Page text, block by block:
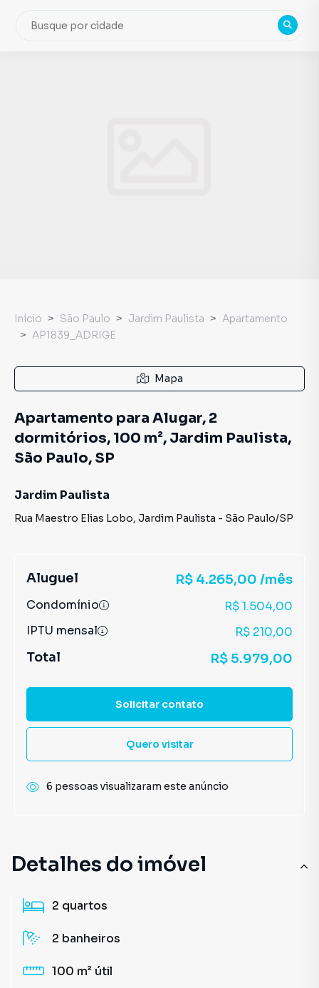
Detalhes do imóvel
2 quartos
2 banheiros
100 m² útil
Início São Paulo Jardim Paulista
Apartamento
AP1839_ADRIGE
Mapa
Apartamento para Alugar, 2
dormitórios, 100 m², Jardim Paulista,
São Paulo, SP
Jardim Paulista
Rua Maestro Elias Lobo, Jardim Paulista - São Paulo/SP
Aluguel R$ 4.265,00 /mês
Condomínio
R$ 1.504,00
IPTU mensal
R$ 210,00
Total R$ 5.979,00
Solicitar contato
Quero visitar
6 pessoas visualizaram este anúncio